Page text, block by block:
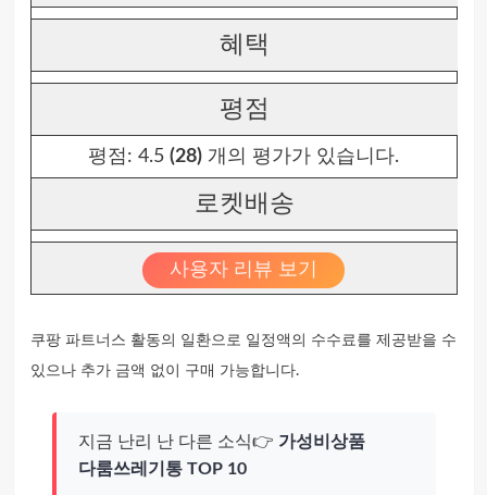
혜택
평점
평점: 4.5 (28) 개의 평가가 있습니다.
로켓배송
사용자 리뷰 보기
쿠팡 파트너스 활동의 일환으로 일정액의 수수료를 제공받을 수
있으나 추가 금액 없이 구매 가능합니다.
지금 난리 난 다른 소식👉 가성비상품
다룸쓰레기통 TOP 10